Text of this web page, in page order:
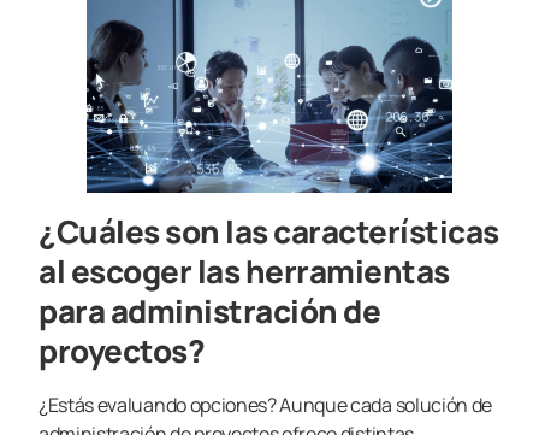
¿Cuáles son las características
al escoger las herramientas
para administración de
proyectos?
¿Estás evaluando opciones? Aunque cada solución de